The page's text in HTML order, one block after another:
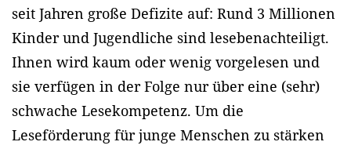
seit Jahren große Defizite auf: Rund 3 Millionen
Kinder und Jugendliche sind lesebenachteiligt.
Ihnen wird kaum oder wenig vorgelesen und
sie verfügen in der Folge nur über eine (sehr)
schwache Lesekompetenz. Um die
Leseförderung für junge Menschen zu stärken